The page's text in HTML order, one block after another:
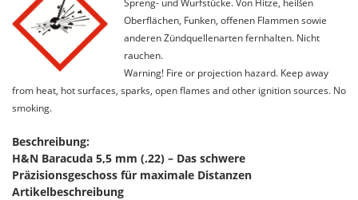
Oberflächen, Funken, offenen Flammen sowie
anderen Zündquellenarten fernhalten. Nicht
rauchen.
Warning! Fire or projection hazard. Keep away
from heat, hot surfaces, sparks, open flames and other ignition sources. No
smoking.
Beschreibung:
H&N Baracuda 5,5 mm (.22) – Das schwere
Präzisionsgeschoss für maximale Distanzen
Artikelbeschreibung